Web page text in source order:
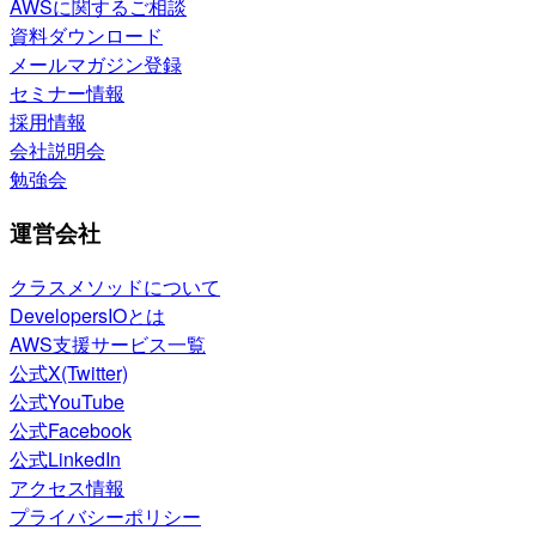
AWSに関するご相談
資料ダウンロード
メールマガジン登録
セミナー情報
採用情報
会社説明会
勉強会
運営会社
クラスメソッドについて
DevelopersIOとは
AWS支援サービス一覧
公式X(Twitter)
公式YouTube
公式Facebook
公式LinkedIn
アクセス情報
プライバシーポリシー